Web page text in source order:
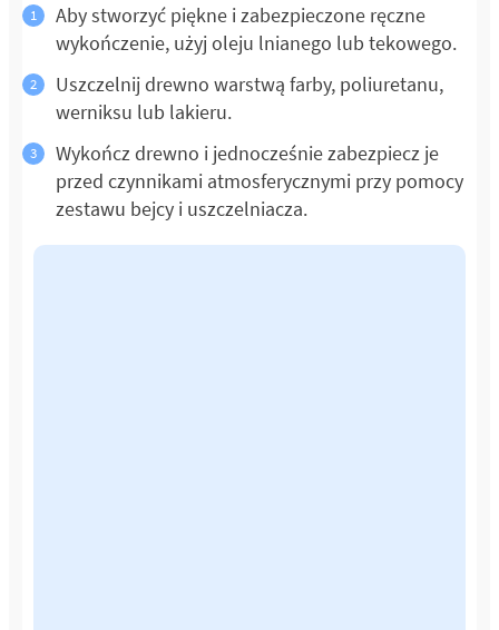
Aby stworzyć piękne i zabezpieczone ręczne
wykończenie, użyj oleju lnianego lub tekowego.
Uszczelnij drewno warstwą farby, poliuretanu,
werniksu lub lakieru.
Wykończ drewno i jednocześnie zabezpiecz je
przed czynnikami atmosferycznymi przy pomocy
zestawu bejcy i uszczelniacza.